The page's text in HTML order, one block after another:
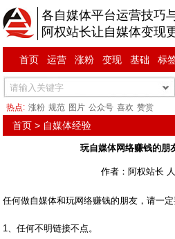
各自媒体平台运营技巧
阿权站长让自媒体变现
首页 运营 涨粉 变现 基础 标
热点: 涨粉 规范 图片 公众号 喜欢 赞赏
首页 > 自媒体经验
玩自媒体网络赚钱的朋
作者：阿权站长
任何做自媒体和玩网络赚钱的朋友，请一定
1、任何不明链接不点。